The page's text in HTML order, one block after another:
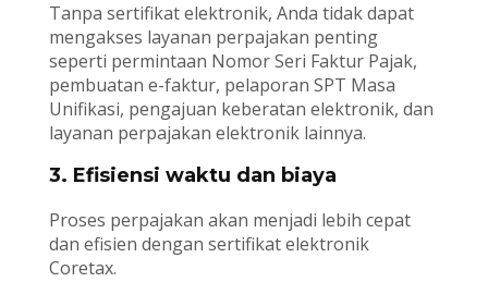
Tanpa sertifikat elektronik, Anda tidak dapat
mengakses layanan perpajakan penting
seperti permintaan Nomor Seri Faktur Pajak,
pembuatan e-faktur, pelaporan SPT Masa
Unifikasi, pengajuan keberatan elektronik, dan
layanan perpajakan elektronik lainnya.
3. Efisiensi waktu dan biaya
Proses perpajakan akan menjadi lebih cepat
dan efisien dengan sertifikat elektronik
Coretax.